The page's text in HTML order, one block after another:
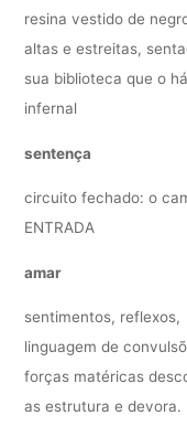
resina vestido de
altas e estreitas,
sua biblioteca que o
infernal
sentença
circuito fechado: o
ENTRADA
amar
sentimentos,
linguagem de
forças matéricas
as estrutura e devora.